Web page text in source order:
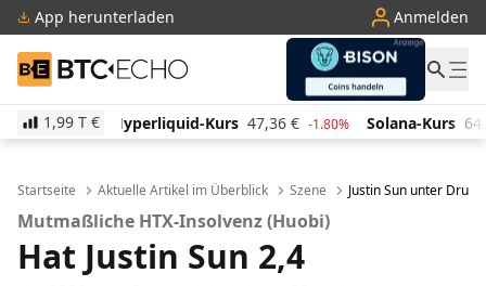
App herunterladen Anmelden
BTC-ECHO
1,99 T €
Kurs 47,36 € -1.80% Solana-Kurs 64,78 € 2.50% TRON-
Startseite Aktuelle Artikel im Überblick Szene Justin Sun unter
Mutmaßliche HTX-Insolvenz (Huobi)
Hat Justin Sun 2,4